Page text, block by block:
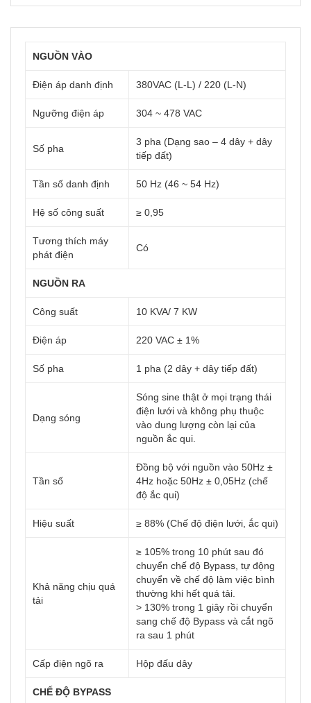
NGUỒN VÀO
Điện áp danh định 380VAC (L-L) / 220 (L-N)
Ngưỡng điện áp 304 ~ 478 VAC
Số pha
3 pha (Dạng sao – 4 dây + dây
tiếp đất)
Tần số danh định 50 Hz (46 ~ 54 Hz)
Hệ số công suất ≥ 0,95
Tương thích máy
phát điện
Có
NGUỒN RA
Công suất 10 KVA/ 7 KW
Điện áp 220 VAC ± 1%
Số pha 1 pha (2 dây + dây tiếp đất)
Dạng sóng
Sóng sine thật ở mọi trạng thái
điện lưới và không phụ thuộc
vào dung lượng còn lại của
nguồn ắc qui.
Tần số
Đồng bộ với nguồn vào 50Hz ±
4Hz hoặc 50Hz ± 0,05Hz (chế
độ ắc qui)
Hiệu suất ≥ 88% (Chế độ điện lưới, ắc qui)
Khả năng chịu quá
tải
≥ 105% trong 10 phút sau đó
chuyển chế độ Bypass, tự động
chuyển về chế độ làm việc bình
thường khi hết quá tải.
> 130% trong 1 giây rồi chuyển
sang chế độ Bypass và cắt ngõ
ra sau 1 phút
Cấp điện ngõ ra Hộp đấu dây
CHẾ ĐỘ BYPASS